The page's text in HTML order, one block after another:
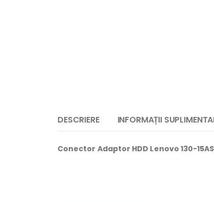
DESCRIERE INFORMAȚII
Conector Adaptor HDD Lenovo 130-